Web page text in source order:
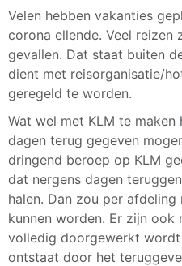
Velen hebben vakanties
corona ellende. Veel
gevallen. Dat staat buiten
dient met reisorganisatie/
geregeld te worden.
Wat wel met KLM te
dagen terug gegeven
dringend beroep op KLM
dat nergens dagen
halen. Dan zou per
kunnen worden. Er zijn ook
volledig doorgewerkt
ontstaat door het